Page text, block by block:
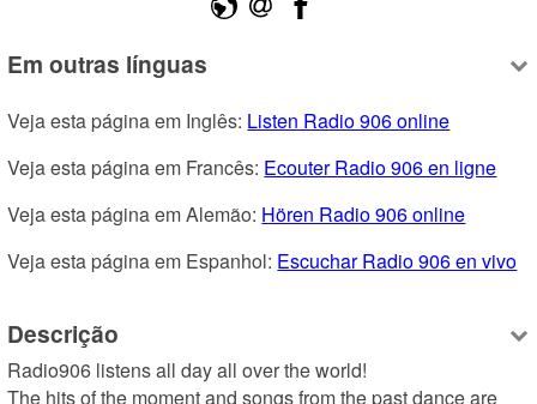
Em outras línguas
Veja esta página em Inglês: Listen Radio 906 online
Veja esta página em Francês: Ecouter Radio 906 en ligne
Veja esta página em Alemão: Hören Radio 906 online
Veja esta página em Espanhol: Escuchar Radio 906 en vivo
Descrição
Radio906 listens all day all over the world!
The hits of the moment and songs from the past dance are